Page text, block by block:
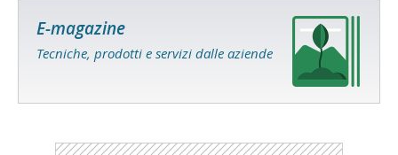
E-magazine
Tecniche, prodotti e servizi dalle aziende